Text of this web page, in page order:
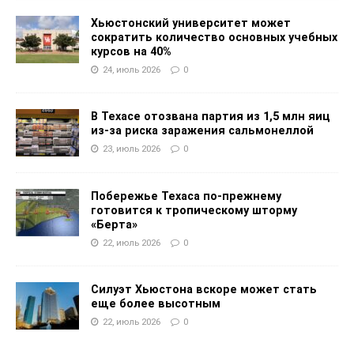
Хьюстонский университет может
сократить количество основных учебных
курсов на 40%
24, июль 2026 0
В Техасе отозвана партия из 1,5 млн яиц
из-за риска заражения сальмонеллой
23, июль 2026 0
Побережье Техаса по-прежнему
готовится к тропическому шторму
«Берта»
22, июль 2026 0
Силуэт Хьюстона вскоре может стать
еще более высотным
22, июль 2026 0